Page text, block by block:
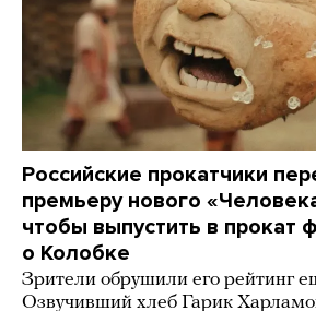
Российские прокатчики
премьеру нового
чтобы выпустить в прокат
о Колобке
Зрители обрушили его рейтинг
Озвучивший хлеб Гарик